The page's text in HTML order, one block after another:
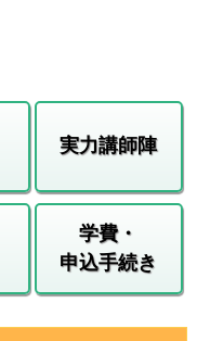
実力講師陣
学費・
申込手続き